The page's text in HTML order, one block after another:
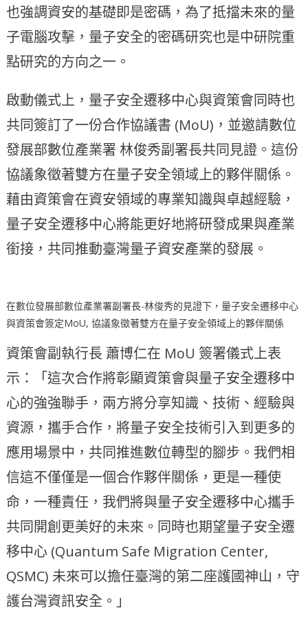
也強調資安的基礎即是密碼，為了抵擋未來的量
子電腦攻擊，量子安全的密碼研究也是中研院重
點研究的方向之一。
啟動儀式上，量子安全遷移中心與資策會同時也
共同簽訂了一份合作協議書 (MoU)，並邀請數位
發展部數位產業署 林俊秀副署長共同見證。這份
協議象徵著雙方在量子安全領域上的夥伴關係。
藉由資策會在資安領域的專業知識與卓越經驗，
量子安全遷移中心將能更好地將研發成果與產業
銜接，共同推動臺灣量子資安產業的發展。
在數位發展部數位產業署副署長-林俊秀的見證下，量子安全遷移中心
與資策會簽定MoU, 協議象徵著雙方在量子安全領域上的夥伴關係
資策會副執行長 蕭博仁在 MoU 簽署儀式上表
示：「這次合作將彰顯資策會與量子安全遷移中
心的強強聯手，兩方將分享知識、技術、經驗與
資源，攜手合作，將量子安全技術引入到更多的
應用場景中，共同推進數位轉型的腳步。我們相
信這不僅僅是一個合作夥伴關係，更是一種使
命，一種責任，我們將與量子安全遷移中心攜手
共同開創更美好的未來。同時也期望量子安全遷
移中心 (Quantum Safe Migration Center,
QSMC) 未來可以擔任臺灣的第二座護國神山，守
護台灣資訊安全。」